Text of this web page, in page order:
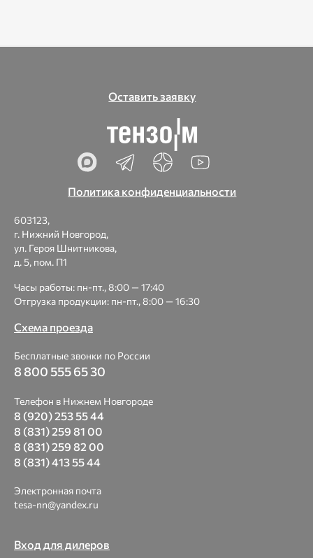
Оставить заявку
Политика конфиденциальности
603123,
г. Нижний Новгород,
ул. Героя Шнитникова,
д. 5, пом. П1
Часы работы: пн-пт., 8:00 — 17:40
Отгрузка продукции: пн-пт., 8:00 — 16:30
Схема проезда
Бесплатные звонки по России
8 800 555 65 30
Телефон в Нижнем Новгороде
8 (920) 253 55 44
8 (831) 259 81 00
8 (831) 259 82 00
8 (831) 413 55 44
Электронная почта
tesa-nn@yandex.ru
Вход для дилеров